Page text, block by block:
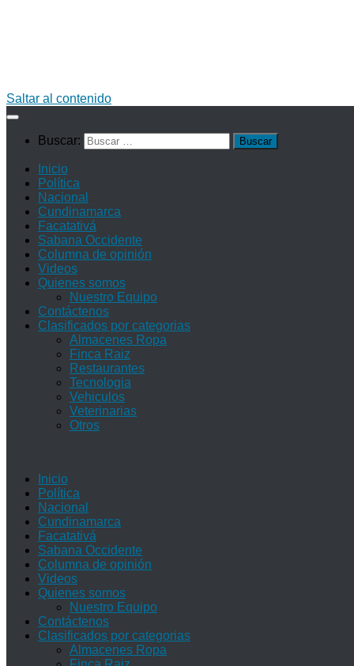
Saltar al contenido
Buscar:
Inicio
Política
Nacional
Cundinamarca
Facatativá
Sabana Occidente
Columna de opinión
Videos
Quienes somos
Nuestro Equipo
Contáctenos
Clasificados por categorias
Almacenes Ropa
Finca Raiz
Restaurantes
Tecnologia
Vehiculos
Veterinarias
Otros
Inicio
Política
Nacional
Cundinamarca
Facatativá
Sabana Occidente
Columna de opinión
Videos
Quienes somos
Nuestro Equipo
Contáctenos
Clasificados por categorias
Almacenes Ropa